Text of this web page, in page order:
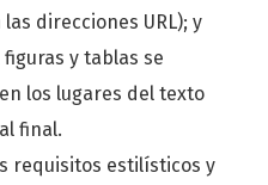
direcciones URL); y
y tablas se
los lugares del texto
final.
requisitos estilísticos y